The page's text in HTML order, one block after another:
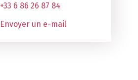
+33 6 86 26 87 84
Envoyer un e-mail